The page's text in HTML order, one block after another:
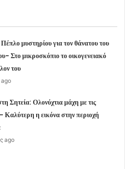
μυστηρίου για τον θάνατου του
Στο μικροσκόπιο το οικογενειακό
του
Σητεία: Ολονύχτια μάχη με τις
Καλύτερη η εικόνα στην περιοχή
ago